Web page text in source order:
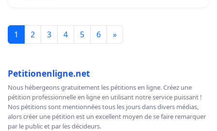
1 2 3 4 5 6 »
Petitionenligne.net
Nous hébergeons gratuitement les pétitions en ligne. Créez une
pétition professionnelle en ligne en utilisant notre service puissant !
Nos pétitions sont mentionnées tous les jours dans divers médias,
alors créer une pétition est un excellent moyen de se faire remarquer
par le public et par les décideurs.